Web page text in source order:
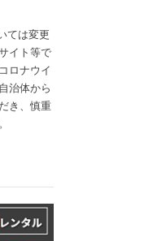
ては変更
イト等で
ロナウイ
治体から
き、慎重